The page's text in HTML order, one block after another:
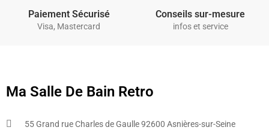
Paiement Sécurisé
Visa, Mastercard
Conseils sur-mesure
infos et service
Ma Salle De Bain Retro
55 Grand rue Charles de Gaulle 92600 Asnières-sur-Seine